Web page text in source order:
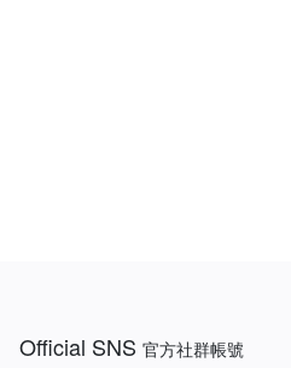
Official SNS 官方社群帳號